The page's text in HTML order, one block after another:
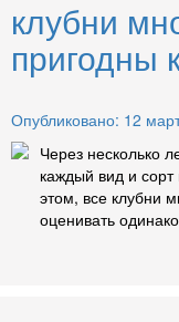
клубни
пригодны
Опубликовано: 12
Через несколько
каждый вид и
этом, все клубни
оценивать